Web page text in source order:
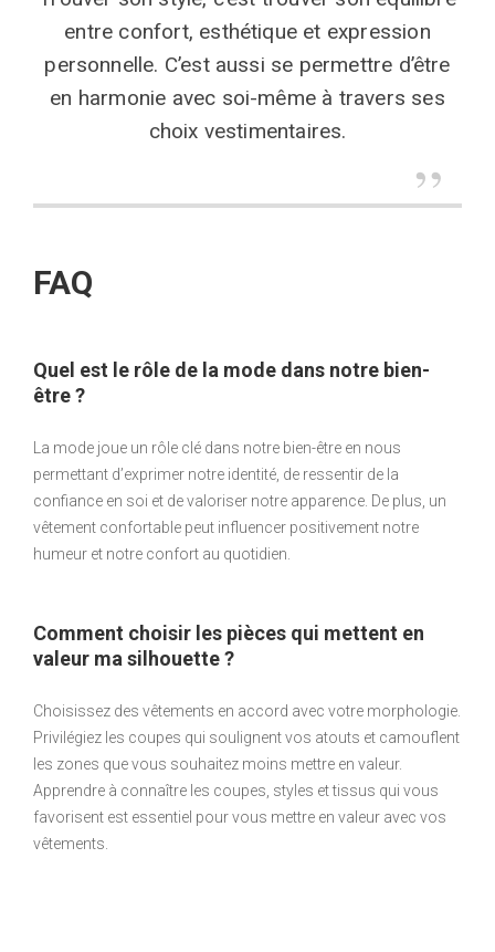
entre confort, esthétique et expression
personnelle. C’est aussi se permettre d’être
en harmonie avec soi-même à travers ses
choix vestimentaires.
FAQ
Quel est le rôle de la mode dans notre bien-
être ?
La mode joue un rôle clé dans notre bien-être en nous
permettant d’exprimer notre identité, de ressentir de la
confiance en soi et de valoriser notre apparence. De plus, un
vêtement confortable peut influencer positivement notre
humeur et notre confort au quotidien.
Comment choisir les pièces qui mettent en
valeur ma silhouette ?
Choisissez des vêtements en accord avec votre morphologie.
Privilégiez les coupes qui soulignent vos atouts et camouflent
les zones que vous souhaitez moins mettre en valeur.
Apprendre à connaître les coupes, styles et tissus qui vous
favorisent est essentiel pour vous mettre en valeur avec vos
vêtements.